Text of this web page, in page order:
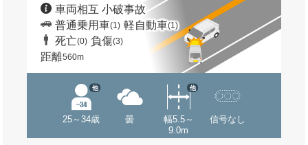
車両相互 小破事故
普通乗用車(1) 軽自動車(1)
死亡(0) 負傷(3)
距離560m
25～34歳
他
曇
幅5.5～
9.0m
他
信号なし